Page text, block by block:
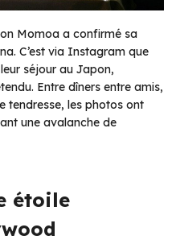
Momoa a confirmé sa
C’est via Instagram que
séjour au Japon,
Entre dîners entre amis,
tendresse, les photos ont
une avalanche de
étoile